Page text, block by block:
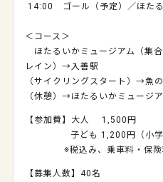
14:00 ゴール（予定）／ほたる
＜コース＞
ほたるいかミュージアム（集
レイン）→入善駅
（サイクリングスタート）→魚
（休憩）→ほたるいかミュージア
【参加費】大人 1,500円
子ども 1,200円（小学1
※税込み、乗車料・保険料
【募集人数】40名